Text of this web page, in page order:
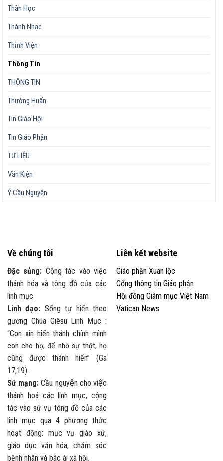
Thần Học
Thánh Nhạc
Thỉnh Viện
Thông Tin
THÔNG TIN
Thường Huấn
Tin Giáo Hội
Tin Giáo Phận
TƯ LIỆU
Văn Kiện
Ý Cầu Nguyện
Về chúng tôi
Đặc sủng: Cộng tác vào việc
thánh hóa và tông đồ của các
linh mục.
Linh đạo: Sống tự hiến theo
gương Chúa Giêsu Linh Mục :
“Con xin hiến thánh chính mình
con cho họ, để nhờ sự thật, họ
cũng được thánh hiến” (Ga
17,19).
Sứ mạng: Cầu nguyện cho việc
thánh hoá các linh mục, cộng
tác vào sứ vụ tông đồ của các
linh mục qua 4 phương thức
hoạt động: mục vụ giáo xứ,
giáo dục văn hóa, chăm sóc
bệnh nhân và bác ái xã hội.
Liên kết website
Giáo phận Xuân lộc
Cổng thông tin Giáo phận
Hội đồng Giám mục Việt Nam
Vatican News